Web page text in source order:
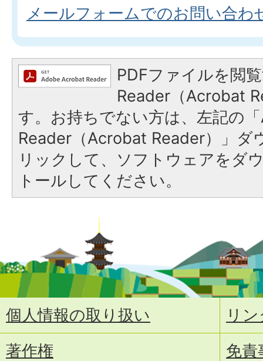
メールフォームでのお問い合わ
PDFファイルを閲
Reader（Acrobat
す。お持ちでない方は、左記の
Reader（Acrobat Reader）」ダ
リックして、ソフトウェアをダ
トールしてください。
個人情報の取り扱い
リ
著作権
免責